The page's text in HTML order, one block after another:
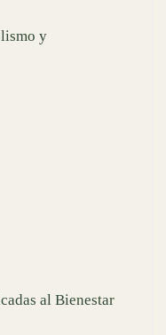
y
al Bienestar